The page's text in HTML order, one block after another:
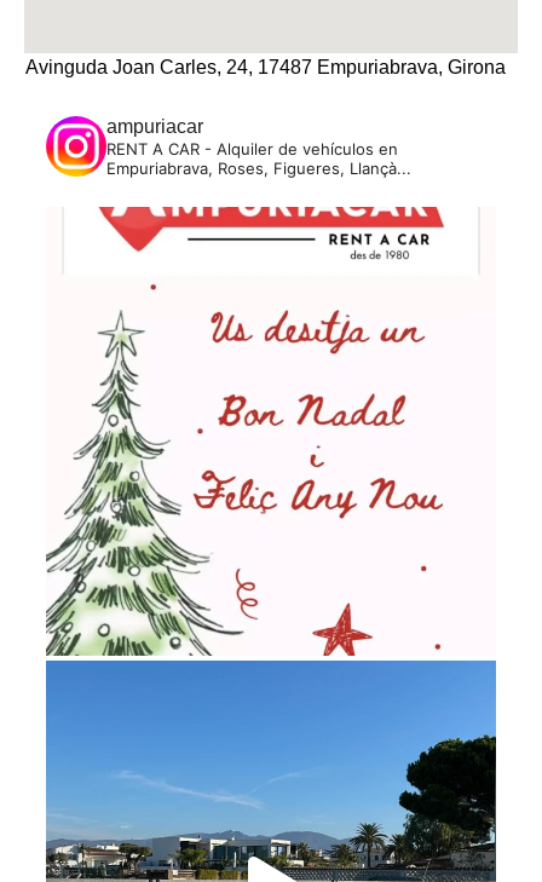
Avinguda Joan Carles, 24, 17487 Empuriabrava, Girona
ampuriacar
RENT A CAR - Alquiler de vehículos en
Empuriabrava, Roses, Figueres, Llançà...